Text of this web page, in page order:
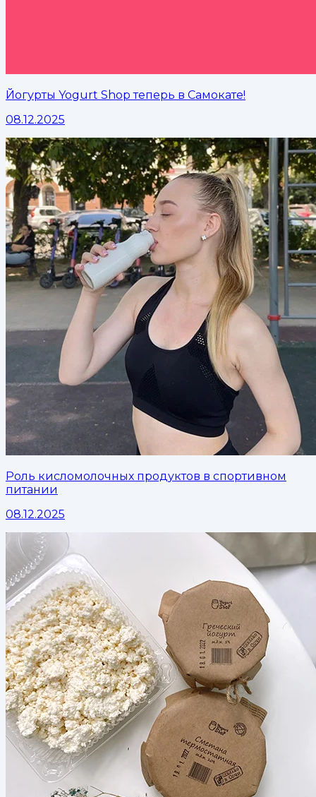
Йогурты Yogurt Shop теперь в Самокате!
08.12.2025
Роль кисломолочных продуктов в спортивном
питании
08.12.2025